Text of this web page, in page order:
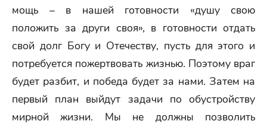
мощь – в нашей готовности «душу свою
положить за други своя», в готовности отдать
свой долг Богу и Отечеству, пусть для этого и
потребуется пожертвовать жизнью. Поэтому враг
будет разбит, и победа будет за нами. Затем на
первый план выйдут задачи по обустройству
мирной жизни. Мы не должны позволить